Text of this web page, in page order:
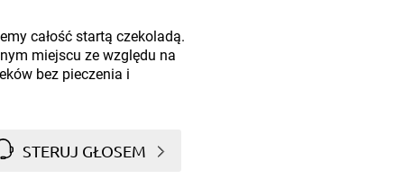
całość startą czekoladą.
miejscu ze względu na
bez pieczenia i
STERUJ GŁOSEM